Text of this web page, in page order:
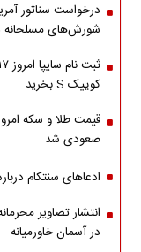
درخواست سناتور
شورش‌های مسلحانه
کوییک S بخرید
صعودی شد
ادعاهای سنتکام
انتشار تصاویر
در آسمان خاورمیانه